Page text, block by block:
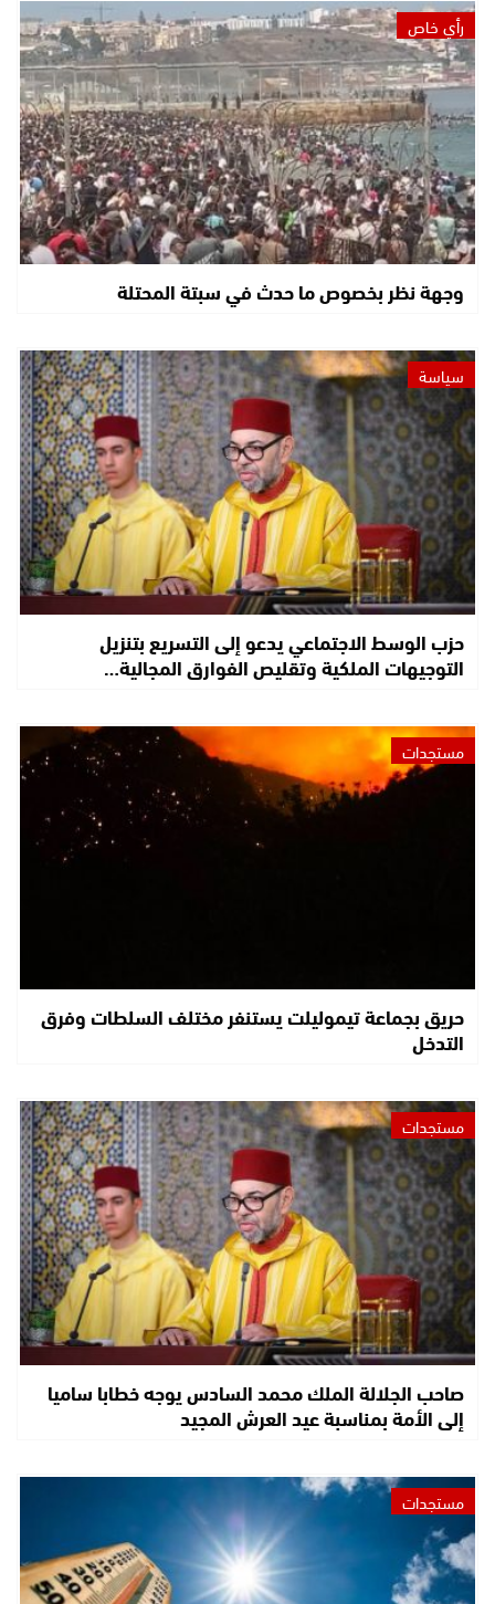
رأي خاص
وجهة نظر بخصوص ما حدث في سبتة المحتلة
سياسة
حزب الوسط الاجتماعي يدعو إلى التسريع بتنزيل
التوجيهات الملكية وتقليص الفوارق المجالية…
مستجدات
حريق بجماعة تيموليلت يستنفر مختلف السلطات وفرق
التدخل
مستجدات
صاحب الجلالة الملك محمد السادس يوجه خطابا ساميا
إلى الأمة بمناسبة عيد العرش المجيد
مستجدات